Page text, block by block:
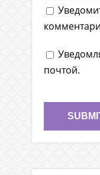
почтой.